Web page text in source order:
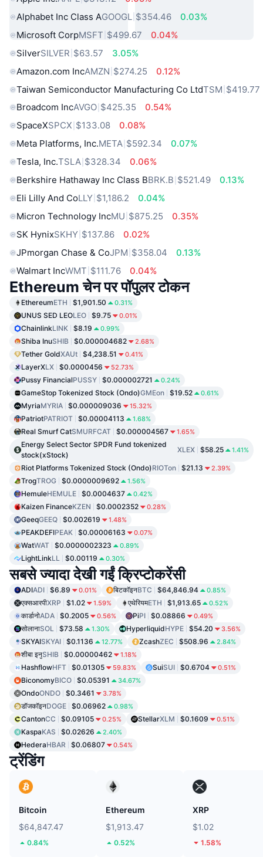
Alphabet Inc Class AGOOGL $354.46
0.03%
Microsoft CorpMSFT $499.67
0.04%
SilverSILVER $63.57
3.05%
Amazon.com IncAMZN $274.25
0.12%
Taiwan Semiconductor Manufacturing Co LtdTSM $419.77
Broadcom IncAVGO $425.35
0.54%
SpaceXSPCX $133.08
0.08%
Meta Platforms, Inc.META $592.34
0.07%
Tesla, Inc.TSLA $328.34
0.06%
Berkshire Hathaway Inc Class BBRK.B $521.49
0.13%
Eli Lilly And CoLLY $1,186.2
0.04%
Micron Technology IncMU $875.25
0.35%
SK HynixSKHY $137.86
0.02%
JPmorgan Chase & CoJPM $358.04
0.13%
Walmart IncWMT $111.76 0.04%
Ethereum चेन पर पॉपुलर टोकन
EthereumETH $1,901.50 0.31%
UNUS SED LEOLEO $9.75 0.01%
ChainlinkLINK $8.19 0.99%
Shiba InuSHIB $0.000004682 2.68%
Tether GoldXAUt $4,238.51 0.41%
LayerXLX $0.0000456 52.73%
Pussy FinancialPUSSY $0.000002721 0.24%
GameStop Tokenized Stock (Ondo)GMEon $19.52 0.61%
MyriaMYRIA $0.000009036 15.32%
PatriotPATRIOT $0.00004113 1.68%
Real Smurf CatSMURFCAT $0.000004567 1.65%
Energy Select Sector SPDR Fund tokenized
stock(xStock)
XLEX $58.25 1.41%
Riot Platforms Tokenized Stock (Ondo)RIOTon $21.13 2.39%
TrogTROG $0.0000009692 1.56%
HemuleHEMULE $0.0004637 0.42%
Kaizen FinanceKZEN $0.0002352 0.28%
GeeqGEEQ $0.002619 1.48%
PEAKDEFIPEAK $0.00006163 0.07%
WatWAT $0.0000002323 0.89%
LightLinkLL $0.00119 0.30%
सबसे ज्यादा देखी गईं क्रिप्टोकरेंसी
ADIADI $6.89 0.01% बिटकॉइनBTC $64,846.94 0.85%
एक्सआरपीXRP $1.02 1.59% एथेरियमETH $1,913.65 0.52%
कार्डानोADA $0.2005 0.56% PiPI $0.08866 0.49%
सोलानाSOL $73.58 1.30% HyperliquidHYPE $54.20 3.56%
SKYAISKYAI $0.1136 12.77% ZcashZEC $508.96 2.84%
शीबा इनुSHIB $0.00000462 1.18%
HashflowHFT $0.01305 59.83% SuiSUI $0.6704 0.51%
BiconomyBICO $0.05391 34.67%
OndoONDO $0.3461 3.78%
डॉजकॉइनDOGE $0.06962 0.98%
CantonCC $0.09105 0.25% StellarXLM $0.1609 0.51%
KaspaKAS $0.02626 2.40%
HederaHBAR $0.06807 0.54%
ट्रेंडिंग
Bitcoin
$64,847.47
0.84%
Ethereum
$1,913.47
0.52%
XRP
$1.02
1.58%